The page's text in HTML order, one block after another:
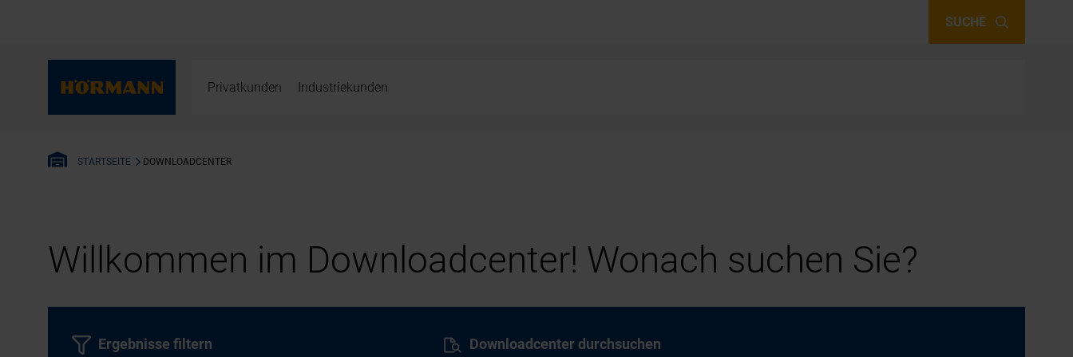
SUCHE
Privatkunden Industriekunden
STARTSEITE DOWNLOADCENTER
Willkommen im Downloadcenter! Wonach suchen Sie?
Downloadcenter durchsuchen
Ergebnisse filtern